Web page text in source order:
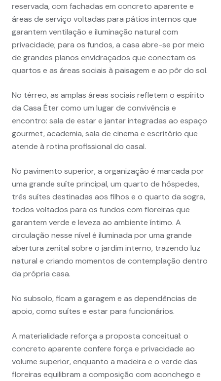
reservada, com fachadas em concreto aparente e
áreas de serviço voltadas para pátios internos que
garantem ventilação e iluminação natural com
privacidade; para os fundos, a casa abre-se por meio
de grandes planos envidraçados que conectam os
quartos e as áreas sociais à paisagem e ao pôr do sol.
No térreo, as amplas áreas sociais refletem o espírito
da Casa Éter como um lugar de convivência e
encontro: sala de estar e jantar integradas ao espaço
gourmet, academia, sala de cinema e escritório que
atende à rotina profissional do casal.
No pavimento superior, a organização é marcada por
uma grande suíte principal, um quarto de hóspedes,
três suítes destinadas aos filhos e o quarto da sogra,
todos voltados para os fundos com floreiras que
garantem verde e leveza ao ambiente íntimo. A
circulação nesse nível é iluminada por uma grande
abertura zenital sobre o jardim interno, trazendo luz
natural e criando momentos de contemplação dentro
da própria casa.
No subsolo, ficam a garagem e as dependências de
apoio, como suítes e estar para funcionários.
A materialidade reforça a proposta conceitual: o
concreto aparente confere força e privacidade ao
volume superior, enquanto a madeira e o verde das
floreiras equilibram a composição com aconchego e